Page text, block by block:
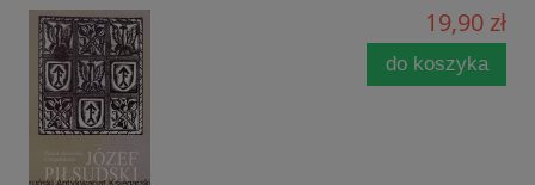
19,90 zł
do koszyka